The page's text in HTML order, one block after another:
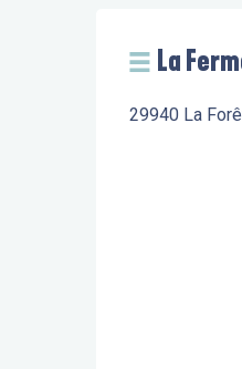
La
29940 La